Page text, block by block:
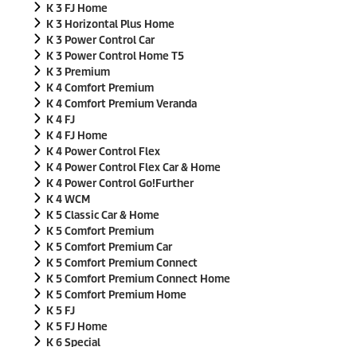
K 3 FJ Home
K 3 Horizontal Plus Home
K 3 Power Control Car
K 3 Power Control Home T5
K 3 Premium
K 4 Comfort Premium
K 4 Comfort Premium Veranda
K 4 FJ
K 4 FJ Home
K 4 Power Control Flex
K 4 Power Control Flex Car & Home
K 4 Power Control Go!Further
K 4 WCM
K 5 Classic Car & Home
K 5 Comfort Premium
K 5 Comfort Premium Car
K 5 Comfort Premium Connect
K 5 Comfort Premium Connect Home
K 5 Comfort Premium Home
K 5 FJ
K 5 FJ Home
K 6 Special